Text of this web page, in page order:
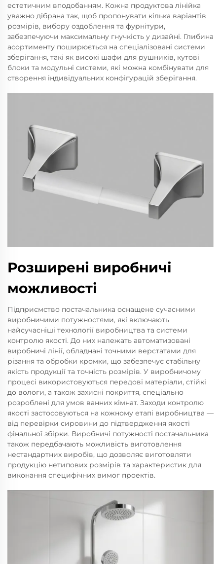
естетичним вподобанням. Кожна продуктова лінійка
уважно дібрана так, щоб пропонувати кілька варіантів
розмірів, вибору оздоблення та фурнітури,
забезпечуючи максимальну гнучкість у дизайні. Глибина
асортименту поширюється на спеціалізовані системи
зберігання, такі як високі шафи для рушників, кутові
блоки та модульні системи, які можна комбінувати для
створення індивідуальних конфігурацій зберігання.
Розширені виробничі
можливості
Підприємство постачальника оснащене сучасними
виробничими потужностями, які включають
найсучасніші технології виробництва та системи
контролю якості. До них належать автоматизовані
виробничі лінії, обладнані точними верстатами для
різання та обробки кромки, що забезпечує стабільну
якість продукції та точність розмірів. У виробничому
процесі використовуються передові матеріали, стійкі
до вологи, а також захисні покриття, спеціально
розроблені для умов ванних кімнат. Заходи контролю
якості застосовуються на кожному етапі виробництва —
від перевірки сировини до підтвердження якості
фінальної збірки. Виробничі потужності постачальника
також передбачають можливість виготовлення
нестандартних виробів, що дозволяє виготовляти
продукцію нетипових розмірів та характеристик для
виконання специфічних вимог проектів.